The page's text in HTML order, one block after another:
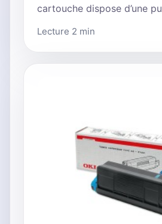
cartouche dispose d’une
Lecture 2 min